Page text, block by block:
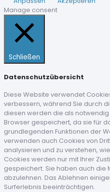
Manage consent
Schließen
Datenschutzübersicht
Diese Website verwendet
verbessern, während Sie durch
diesen werden die als
Browser gespeichert, da sie für
grundlegenden Funktionen der
verwenden auch Cookies von
analysieren und zu verstehen,
Cookies werden nur mit Ihrer
gespeichert. Sie haben auch die
abzulehnen. Das Ablehnen
Surferlebnis beeinträchtigen.